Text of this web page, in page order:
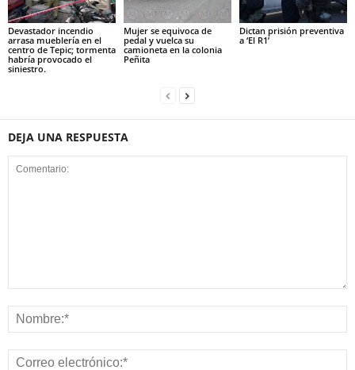
Devastador incendio
arrasa mueblería en el
centro de Tepic; tormenta
habría provocado el
siniestro.
Mujer se equivoca de
pedal y vuelca su
camioneta en la colonia
Peñita
Dictan prisión preventiva
a ‘El R1’
DEJA UNA RESPUESTA